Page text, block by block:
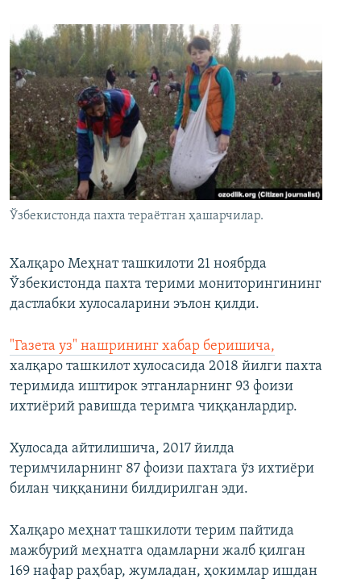
Озодлик бошқа тилларда
Ўзбекистонда пахта тераётган ҳашарчилар.
Халқаро Меҳнат ташкилоти 21 ноябрда
Ўзбекистонда пахта терими мониторингининг
дастлабки хулосаларини эълон қилди.
"Газета уз" нашрининг хабар беришича,
халқаро ташкилот хулосасида 2018 йилги пахта
теримида иштирок этганларнинг 93 фоизи
ихтиёрий равишда теримга чиққанлардир.
Хулосада айтилишича, 2017 йилда
теримчиларнинг 87 фоизи пахтага ўз ихтиёри
билан чиққанини билдирилган эди.
Халқаро меҳнат ташкилоти терим пайтида
мажбурий меҳнатга одамларни жалб қилган
169 нафар раҳбар, жумладан, ҳокимлар ишдан